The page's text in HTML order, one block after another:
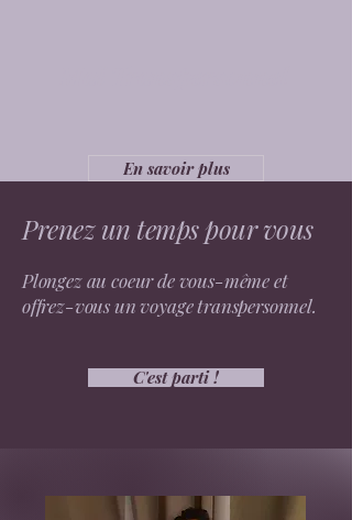
En savoir plus
Prenez un temps pour vous
Plongez au coeur de vous-même et
offrez-vous un voyage transpersonnel.
C'est parti !